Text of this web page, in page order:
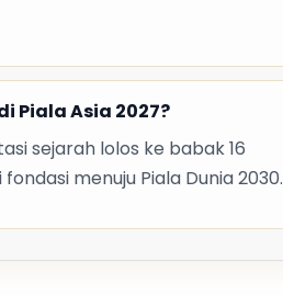
Piala Asia 2027?
sejarah lolos ke babak 16
menuju Piala Dunia 2030.